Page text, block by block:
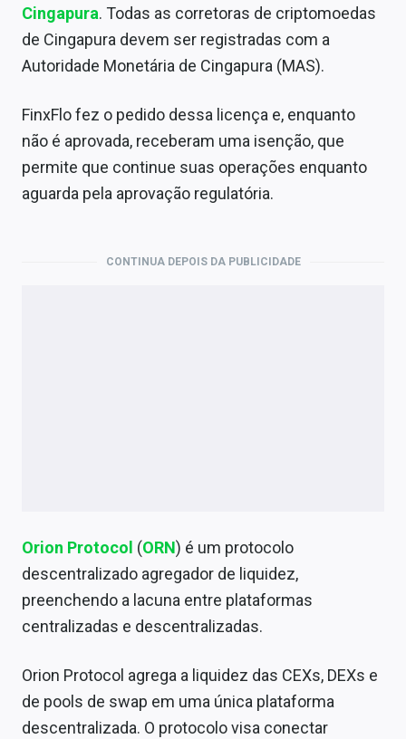
Cingapura. Todas as corretoras de criptomoedas
de Cingapura devem ser registradas com a
Autoridade Monetária de Cingapura (MAS).
FinxFlo fez o pedido dessa licença e, enquanto
não é aprovada, receberam uma isenção, que
permite que continue suas operações enquanto
aguarda pela aprovação regulatória.
CONTINUA DEPOIS DA PUBLICIDADE
Orion Protocol (ORN) é um protocolo
descentralizado agregador de liquidez,
preenchendo a lacuna entre plataformas
centralizadas e descentralizadas.
Orion Protocol agrega a liquidez das CEXs, DEXs e
de pools de swap em uma única plataforma
descentralizada. O protocolo visa conectar